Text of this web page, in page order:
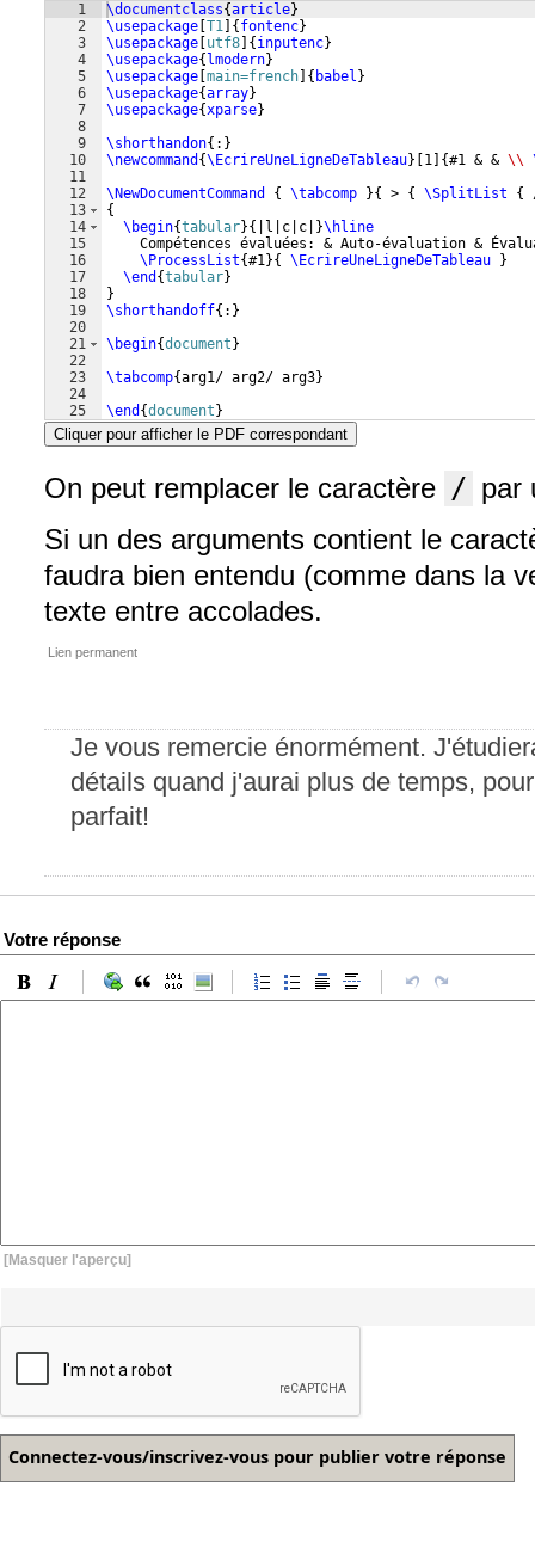
1
2
3
4
5
6
7
8
9
10
11
12
13
14
15
16
17
18
19
20
21
22
23
24
25
\documentclass{article}
\usepackage T1 { fontenc}
\usepackage utf8 { inputenc}
\usepackage{ lmodern}
\usepackage main=french { babel }
\usepackage{array}
\usepackage{xparse}
\shorthandon{ : }
\newcommand {\EcrireUneLigneDeTableau} 1 {#1 & & \\
\NewDocumentCommand
{ \tabcomp }{ > { \SplitList {
{
\begin{tabular}{ |l|c|c| }\hline
Compétences évaluées: & Auto-évaluation &
\ProcessList{#1}{ \EcrireUneLigneDeTableau
}
\end {tabular}
}
\shorthandoff{ : }
\begin{document }
\tabcomp{arg1/ arg2/ arg3}
\end {document }
Cliquer pour afficher le PDF correspondant
On peut remplacer le caractère / par
Si un des arguments contient le
faudra bien entendu (comme dans la
texte entre accolades.
Lien permanent
Je vous remercie énormément.
détails quand j'aurai plus de temps,
parfait!
Votre réponse
[Masquer l'aperçu]